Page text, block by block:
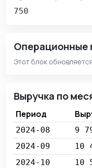
750
Операционные
Этот блок
Выручка по
Период
2024-08 9
2024-09
10
2024-10
10